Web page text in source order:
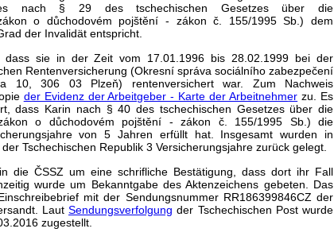
nach § 29 des tschechischen Gesetzes über die
o důchodovém pojštění - zákon č. 155/1995 Sb.) dem
der Invalidät entspricht.
dass sie in der Zeit vom 17.01.1996 bis 28.02.1999 bei der
Rentenversicherung (Okresní správa sociálního zabezpečení
10, 306 03 Plzeň) rentenversichert war. Zum Nachweis
der Evidenz der Arbeitgeber - Karte der Arbeitnehmer zu. Es
dass Karin nach § 40 des tschechischen Gesetzes über die
o důchodovém pojštění - zákon č. 155/1995 Sb.) die
von 5 Jahren erfüllt hat. Insgesamt wurden in
Tschechischen Republik 3 Versicherungsjahre zurück gelegt.
die ČSSZ um eine schrifliche Bestätigung, dass dort ihr Fall
wurde um Bekanntgabe des Aktenzeichens gebeten. Das
mit der Sendungsnummer RR186399846CZ der
Laut Sendungsverfolgung der Tschechischen Post wurde
zugestellt.